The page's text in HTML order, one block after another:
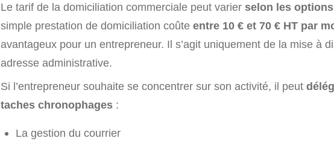
Le tarif de la domiciliation commerciale peut varier selon les
simple prestation de domiciliation coûte entre 10 € et 70 € HT par
avantageux pour un entrepreneur. Il s’agit uniquement de la mise à
adresse administrative.
Si l’entrepreneur souhaite se concentrer sur son activité, il peut
taches chronophages :
La gestion du courrier